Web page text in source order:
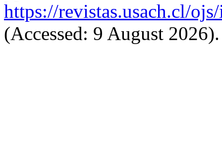
https://revistas.usach.cl/
(Accessed: 9 August 2026).